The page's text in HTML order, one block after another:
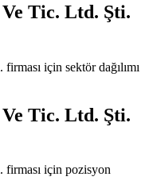
Tic. Ltd. Şti.
firması için sektör dağılımı
Tic. Ltd. Şti.
firması için pozisyon